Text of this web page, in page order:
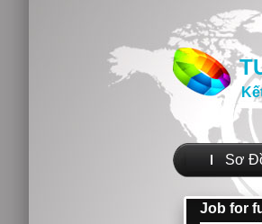
Sơ
Job for